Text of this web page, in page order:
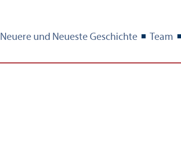
Neuere und Neueste Geschichte Team